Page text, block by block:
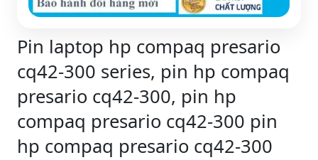
Pin laptop hp compaq presario
cq42-300 series, pin hp compaq
presario cq42-300, pin hp
compaq presario cq42-300 pin
hp compaq presario cq42-300